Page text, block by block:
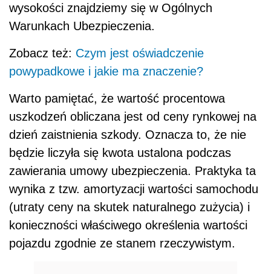
wysokości znajdziemy się w Ogólnych
Warunkach Ubezpieczenia.
Zobacz też: Czym jest oświadczenie
powypadkowe i jakie ma znaczenie?
Warto pamiętać, że wartość procentowa
uszkodzeń obliczana jest od ceny rynkowej na
dzień zaistnienia szkody. Oznacza to, że nie
będzie liczyła się kwota ustalona podczas
zawierania umowy ubezpieczenia. Praktyka ta
wynika z tzw. amortyzacji wartości samochodu
(utraty ceny na skutek naturalnego zużycia) i
konieczności właściwego określenia wartości
pojazdu zgodnie ze stanem rzeczywistym.